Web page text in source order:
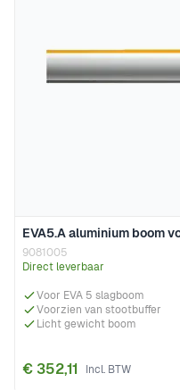
EVA5.A aluminium boom
9081005
Direct leverbaar
Voor EVA 5 slagboom
Voorzien van stootbuffer
Licht gewicht boom
€ 352,11